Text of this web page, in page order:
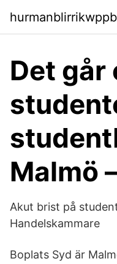
Det går
Malmö
Akut brist på
Handelskammare
Boplats Syd är